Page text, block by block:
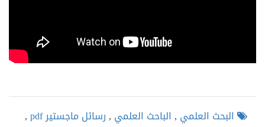
البحث العلمي , الباحث العلمي ,رسائل ماجستير pdf
,